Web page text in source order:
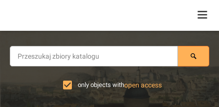
only objects withopen access